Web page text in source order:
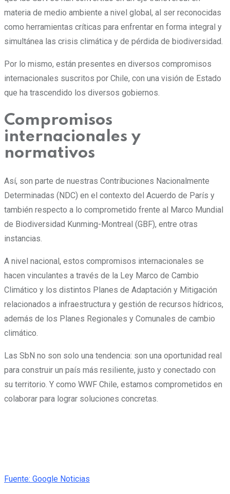
materia de medio ambiente a nivel global, al ser reconocidas
como herramientas críticas para enfrentar en forma integral y
simultánea las crisis climática y de pérdida de biodiversidad.
Por lo mismo, están presentes en diversos compromisos
internacionales suscritos por Chile, con una visión de Estado
que ha trascendido los diversos gobiernos.
Compromisos
internacionales y
normativos
Así, son parte de nuestras Contribuciones Nacionalmente
Determinadas (NDC) en el contexto del Acuerdo de París y
también respecto a lo comprometido frente al Marco Mundial
de Biodiversidad Kunming-Montreal (GBF), entre otras
instancias.
A nivel nacional, estos compromisos internacionales se
hacen vinculantes a través de la Ley Marco de Cambio
Climático y los distintos Planes de Adaptación y Mitigación
relacionados a infraestructura y gestión de recursos hídricos,
además de los Planes Regionales y Comunales de cambio
climático.
Las SbN no son solo una tendencia: son una oportunidad real
para construir un país más resiliente, justo y conectado con
su territorio. Y como WWF Chile, estamos comprometidos en
colaborar para lograr soluciones concretas.
Fuente: Google Noticias